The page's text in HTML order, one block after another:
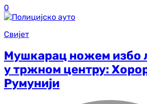
0
Свијет
Мушкарац ножем избо
у тржном центру:
Румунији